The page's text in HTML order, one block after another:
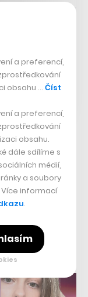
spojené s
Fialy, jíž s
O tom, jak
a preferencí,
obsahu … Číst
a preferencí,
obsahu.
dále sdílíme s
médií,
a soubory
Více informací
.